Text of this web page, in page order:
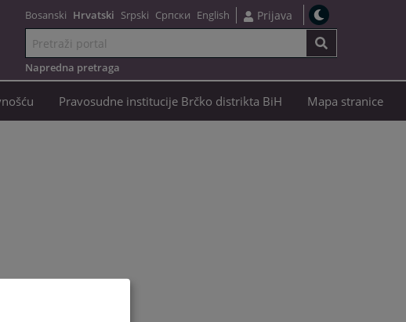
Bosanski Hrvatski Srpski Српски English Prijava
Napredna pretraga
Pravosudne institucije Brčko distrikta BiH Mapa stranice